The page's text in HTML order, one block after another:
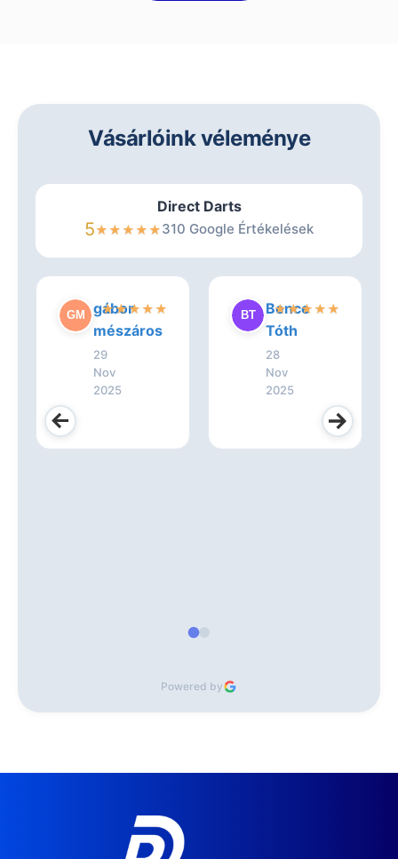
Vásárlóink véleménye
Direct Darts
5★★★★★310 Google Értékelések
gábor
mészáros
29
Nov
2025
★★★★★
Bence
Tóth
28
Nov
2025
★★★★★
Powered by